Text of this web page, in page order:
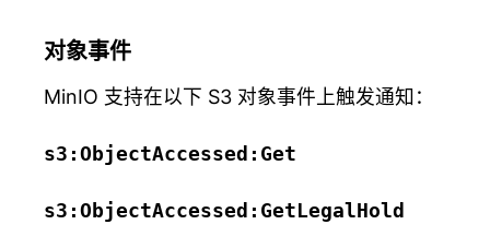
对象事件
MinIO 支持在以下 S3 对象事件上触发通知：
s3:ObjectAccessed:Get
s3:ObjectAccessed:GetLegalHold